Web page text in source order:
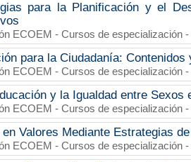
para la Planificación y el
ECOEM - Cursos de especialización
para la Ciudadanía:
ECOEM - Cursos de especialización
y la Igualdad entre Sexos
ECOEM - Cursos de especialización
en Valores Mediante Estrategias
ECOEM - Cursos de especialización